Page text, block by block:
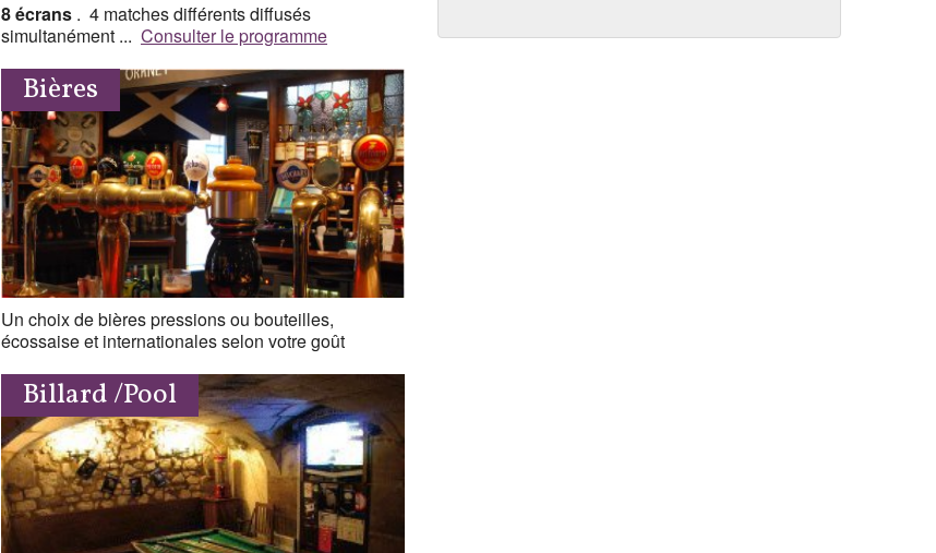
8 écrans . 4 matches différents diffusés
simultanément ... Consulter le programme
Bières
Un choix de bières pressions ou bouteilles,
écossaise et internationales selon votre goût
Billard /Pool